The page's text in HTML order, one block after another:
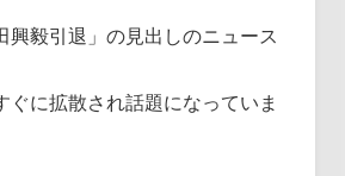
興毅引退」の見出しのニュース
ぐに拡散され話題になっていま